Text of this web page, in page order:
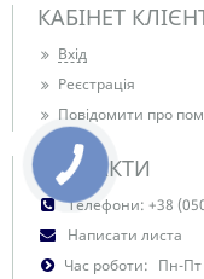
КАБІНЕТ
Вхід
Реєстрація
Повідомити про
КОНТАКТИ
Телефони: +38
Написати листа
Час роботи: Пн-Пт